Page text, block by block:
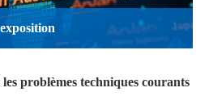
les problèmes techniques courants